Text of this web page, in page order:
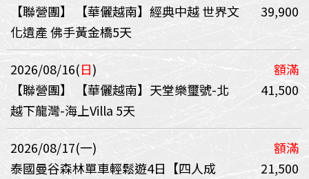
【聯營團】
【華儷越南】經典中越 世界文
化遺產 佛手黃金橋5天
39,900
2026/08/16(日)
額滿
【聯營團】
【華儷越南】天堂樂璽號-北
越下龍灣-海上Villa 5天
41,500
2026/08/17(一)
額滿
泰國曼谷森林單車輕鬆遊4日【四人成
21,500